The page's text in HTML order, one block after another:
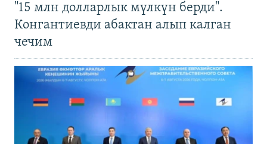
"15 млн долларлык мүлкүн берди".
Конгантиевди абактан алып калган
чечим